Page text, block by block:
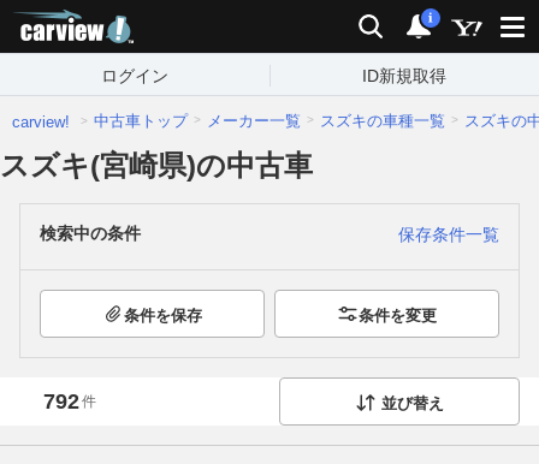
検索 通知
i
ログイン ID新規取得
carview! 中古車トップ メーカー一覧 スズキの車種一覧 スズキの
スズキ(宮崎県)の中古車
検索中の条件 保存条件一覧
条件を保存 条件を変更
792件 並び替え